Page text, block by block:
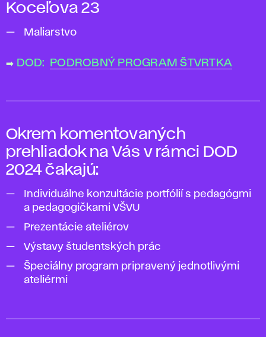
Koceľova 23
Maliarstvo
➡️ DOD: PODROBNÝ PROGRAM ŠTVRTKA
Okrem komentovaných
prehliadok na Vás v rámci DOD
2024 čakajú:
Individuálne konzultácie portfólií s pedagógmi
a pedagogičkami VŠVU
Prezentácie ateliérov
Výstavy študentských prác
Špeciálny program pripravený jednotlivými
ateliérmi